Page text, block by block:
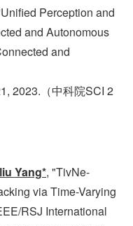
Perception and
and Autonomous
and
2023.（中科院SCI 2
Yang*, "TivNe-
via Time-Varying
RSJ International